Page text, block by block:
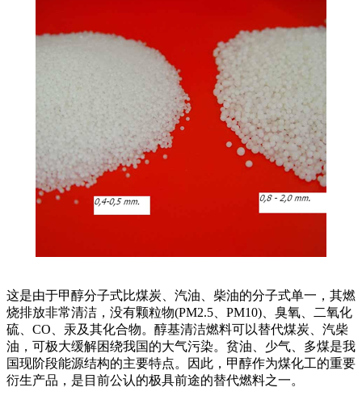
这是由于甲醇分子式比煤炭、汽油、柴油的分子式单一，其燃
烧排放非常清洁，没有颗粒物(PM2.5、PM10)、臭氧、二氧化
硫、CO、汞及其化合物。醇基清洁燃料可以替代煤炭、汽柴
油，可极大缓解困绕我国的大气污染。贫油、少气、多煤是我
国现阶段能源结构的主要特点。因此，甲醇作为煤化工的重要
衍生产品，是目前公认的极具前途的替代燃料之一。